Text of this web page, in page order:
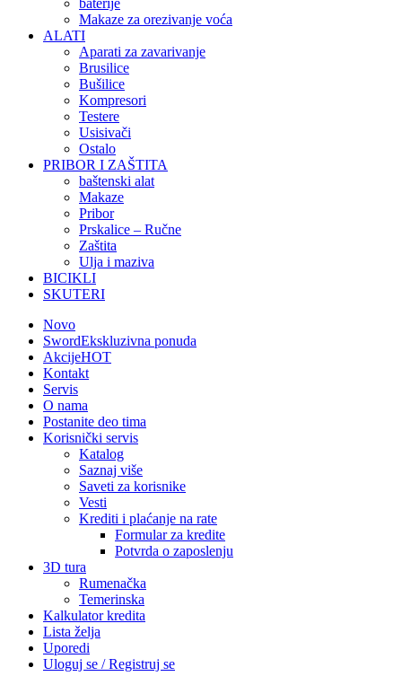
Makaze za orezivanje voća
ALATI
Aparati za zavarivanje
Brusilice
Bušilice
Kompresori
Testere
Usisivači
Ostalo
PRIBOR I ZAŠTITA
baštenski alat
Makaze
Pribor
Prskalice – Ručne
Zaštita
Ulja i maziva
BICIKLI
SKUTERI
Novo
SwordEkskluzivna ponuda
AkcijeHOT
Kontakt
Servis
O nama
Postanite deo tima
Korisnički servis
Katalog
Saznaj više
Saveti za korisnike
Vesti
Krediti i plaćanje na rate
Formular za kredite
Potvrda o zaposlenju
3D tura
Rumenačka
Temerinska
Kalkulator kredita
Lista želja
Uporedi
Uloguj se / Registruj se